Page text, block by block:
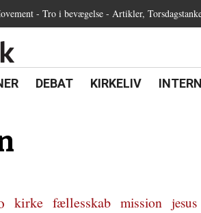
- Tro i bevægelse - Artikler,
20.0:
DEBAT 21.0:
KIRKELIV 22.0:
kirke fællesskab mission jesus